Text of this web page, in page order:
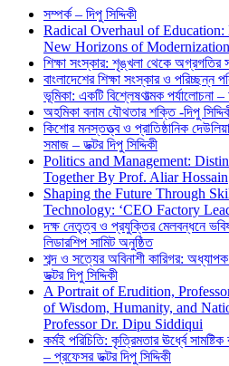
সম্পর্ক – দিপু সিদ্দিকী
Radical Overhaul of
New Horizons of
শিক্ষা সংস্কার: শৃঙ্খলা থেকে অগ্রগতির
বাংলাদেশের শিক্ষা সংস্কার ও পরিচ্ছন্ন
ভূমিকা: একটি বিশ্লেষণাত্মক পর্যালোচনা
অহমিকা বনাম যৌথতার শক্তি -দিপু
কিশোর মনস্তত্ত্ব ও প্রাতিষ্ঠানিক
সমাজ – ডক্টর দিপু সিদ্দিকী
Politics and Management:
Together By Prof. Aliar Hossain
Shaping the Future Through
Technology: ‘CEO Factory
দক্ষ নেতৃত্ব ও প্রযুক্তির মেলবন্ধনে
লিডারশিপ সামিট অনুষ্ঠিত
শব্দ ও সত্যের অবিনাশী কারিগর:
ডক্টর দিপু সিদ্দিকী
A Portrait of Erudition,
of Wisdom, Humanity, and
Professor Dr. Dipu Siddiqui
কর্মই পরিচিতি: কৃত্রিমতার ঊর্ধ্বে
– প্রফেসর ডক্টর দিপু সিদ্দিকী